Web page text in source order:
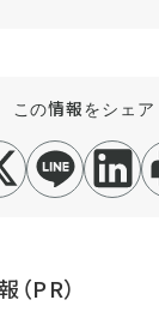
この情報をシェア
PR）